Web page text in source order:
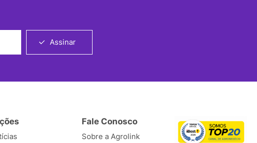
Assinar
Fale Conosco
Sobre a Agrolink